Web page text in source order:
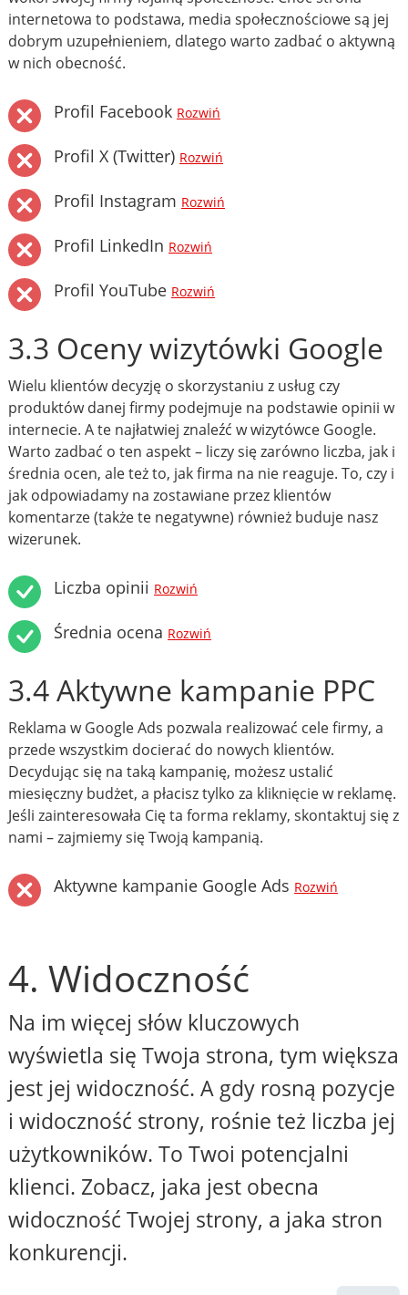
internetowa to podstawa, media społecznościowe są jej
dobrym uzupełnieniem, dlatego warto zadbać o aktywną
w nich obecność.
Profil Facebook Rozwiń
Profil X (Twitter) Rozwiń
Profil Instagram Rozwiń
Profil LinkedIn Rozwiń
Profil YouTube Rozwiń
3.3 Oceny wizytówki Google
Wielu klientów decyzję o skorzystaniu z usług czy
produktów danej firmy podejmuje na podstawie opinii w
internecie. A te najłatwiej znaleźć w wizytówce Google.
Warto zadbać o ten aspekt – liczy się zarówno liczba, jak i
średnia ocen, ale też to, jak firma na nie reaguje. To, czy i
jak odpowiadamy na zostawiane przez klientów
komentarze (także te negatywne) również buduje nasz
wizerunek.
Liczba opinii Rozwiń
Średnia ocena Rozwiń
3.4 Aktywne kampanie PPC
Reklama w Google Ads pozwala realizować cele firmy, a
przede wszystkim docierać do nowych klientów.
Decydując się na taką kampanię, możesz ustalić
miesięczny budżet, a płacisz tylko za kliknięcie w reklamę.
Jeśli zainteresowała Cię ta forma reklamy, skontaktuj się z
nami – zajmiemy się Twoją kampanią.
Aktywne kampanie Google Ads Rozwiń
4. Widoczność
Na im więcej słów kluczowych
wyświetla się Twoja strona, tym większa
jest jej widoczność. A gdy rosną pozycje
i widoczność strony, rośnie też liczba jej
użytkowników. To Twoi potencjalni
klienci. Zobacz, jaka jest obecna
widoczność Twojej strony, a jaka stron
konkurencji.